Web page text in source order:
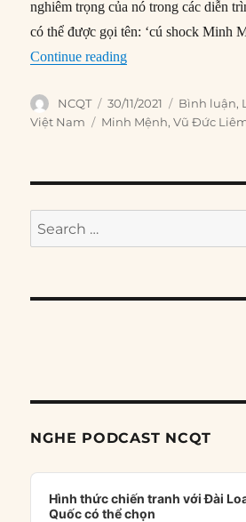
nghiêm trọng của nó trong các diễn
có thể được gọi tên: ‘cú shock Minh
Continue reading““Cú shock” mang
Author
NCQT
Posted
on
30/11/2021 Categories
Bình luận,
Việt Nam
Tags
Minh Mệnh,Vũ Đức
Search
for:
NGHE PODCAST NCQT
Audio
Player
Hình thức chiến tranh với Đài
Quốc có thể chọn